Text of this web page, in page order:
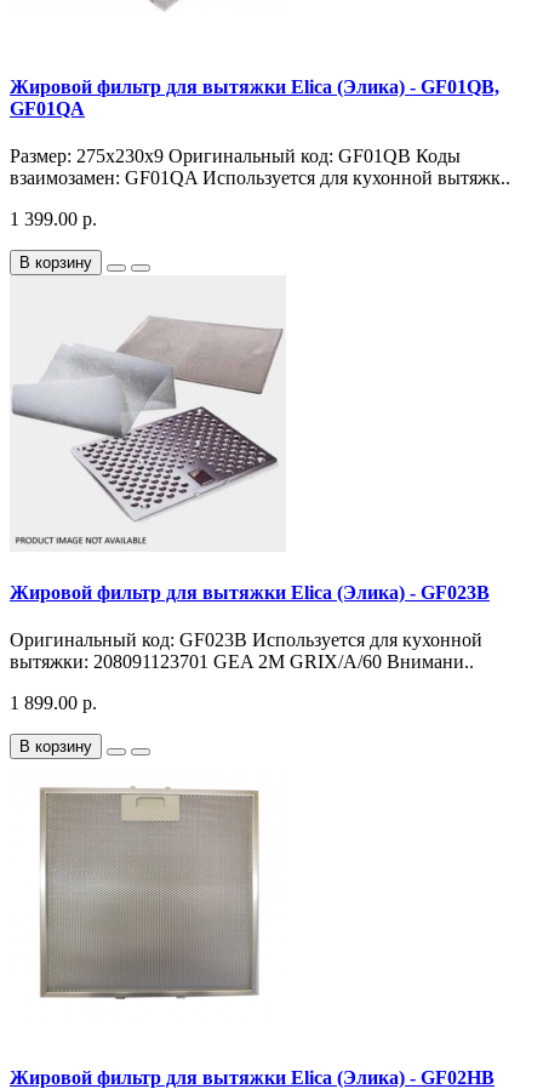
Жировой фильтр для вытяжки Elica (Элика) - GF01QB,
GF01QA
Размер: 275x230x9 Оригинальный код: GF01QB Коды
взаимозамен: GF01QA Используется для кухонной вытяжк..
1 399.00 р.
В корзину
Жировой фильтр для вытяжки Elica (Элика) - GF023B
Оригинальный код: GF023B Используется для кухонной
вытяжки: 208091123701 GEA 2M GRIX/A/60 Внимани..
1 899.00 р.
В корзину
Жировой фильтр для вытяжки Elica (Элика) - GF02HB